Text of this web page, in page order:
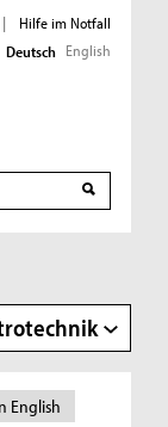
|
Hilfe im Notfall
Deutsch English
English